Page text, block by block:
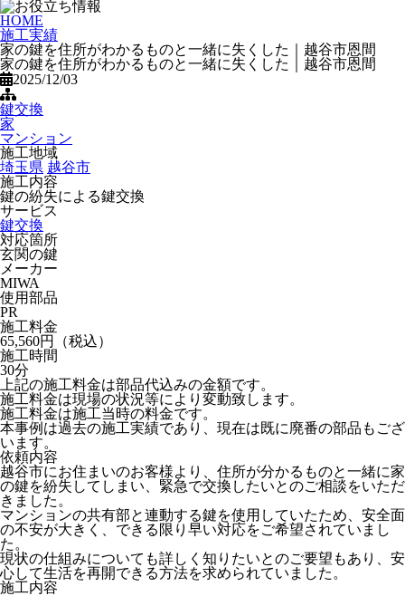
HOME
施工実績
家の鍵を住所がわかるものと一緒に失くした｜越谷市恩間
家の鍵を住所がわかるものと一緒に失くした｜越谷市恩間
2025/12/03
鍵交換
家
マンション
施工地域
埼玉県 越谷市
施工内容
鍵の紛失による鍵交換
サービス
鍵交換
対応箇所
玄関の鍵
メーカー
MIWA
使用部品
PR
施工料金
65,560円（税込）
施工時間
30分
上記の施工料金は部品代込みの金額です。
施工料金は現場の状況等により変動致します。
施工料金は施工当時の料金です。
本事例は過去の施工実績であり、現在は既に廃番の部品もござ
います。
依頼内容
越谷市にお住まいのお客様より、住所が分かるものと一緒に家
の鍵を紛失してしまい、緊急で交換したいとのご相談をいただ
きました。
マンションの共有部と連動する鍵を使用していたため、安全面
の不安が大きく、できる限り早い対応をご希望されていまし
た。
現状の仕組みについても詳しく知りたいとのご要望もあり、安
心して生活を再開できる方法を求められていました。
施工内容